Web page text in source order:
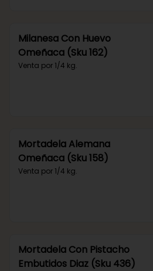
Milanesa Con Huevo
Omeñaca (Sku 162)
Venta por 1/4 kg.
Mortadela Alemana
Omeñaca (Sku 158)
Venta por 1/4 kg.
Mortadela Con Pistacho
Embutidos Diaz (Sku 436)